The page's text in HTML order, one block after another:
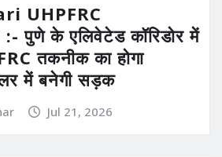
UHPFRC
पुणे के एलिवेटेड कॉरिडोर में
तकनीक का होगा
में बनेगी सड़क
Jul 21, 2026